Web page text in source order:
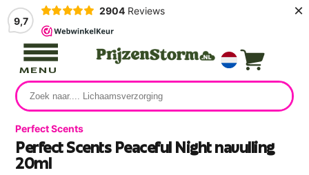
9,7
2904 Reviews ×
MENU
Perfect Scents
Perfect Scents Peaceful Night navulling
20ml